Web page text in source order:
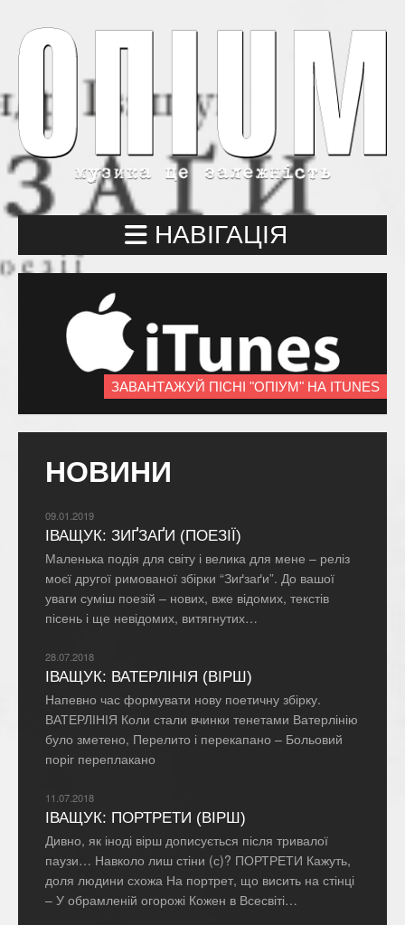
НАВІГАЦІЯ
ЗАВАНТАЖУЙ ПІСНІ "ОПІУМ" НА ITUNES
НОВИНИ
09.01.2019
ІВАЩУК: ЗИҐЗАҐИ (ПОЕЗІЇ)
Маленька подія для світу і велика для мене – реліз
моєї другої римованої збірки “Зиґзаґи”. До вашої
уваги суміш поезій – нових, вже відомих, текстів
пісень і ще невідомих, витягнутих…
28.07.2018
ІВАЩУК: ВАТЕРЛІНІЯ (ВІРШ)
Напевно час формувати нову поетичну збірку.
ВАТЕРЛІНІЯ Коли стали вчинки тенетами Ватерлінію
було зметено, Перелито і перекапано – Больовий
поріг переплакано
11.07.2018
ІВАЩУК: ПОРТРЕТИ (ВІРШ)
Дивно, як іноді вірш дописується після тривалої
паузи… Навколо лиш стіни (с)? ПОРТРЕТИ Кажуть,
доля людини схожа На портрет, що висить на стінці
– У обрамленій огорожі Кожен в Всесвіті…